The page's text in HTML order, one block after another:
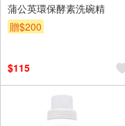
蒲公英環保酵素洗碗精
贈$200
$115